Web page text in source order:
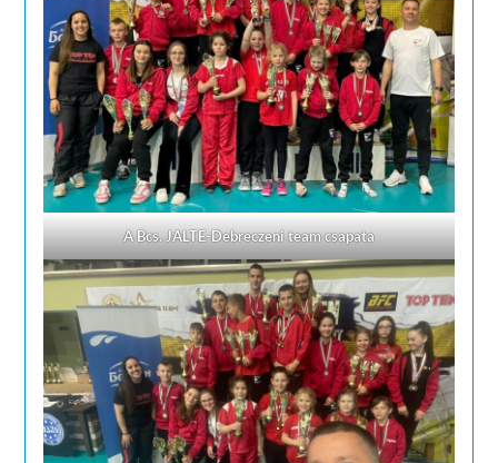
A Bcs. JALTE-Debreczeni team csapata